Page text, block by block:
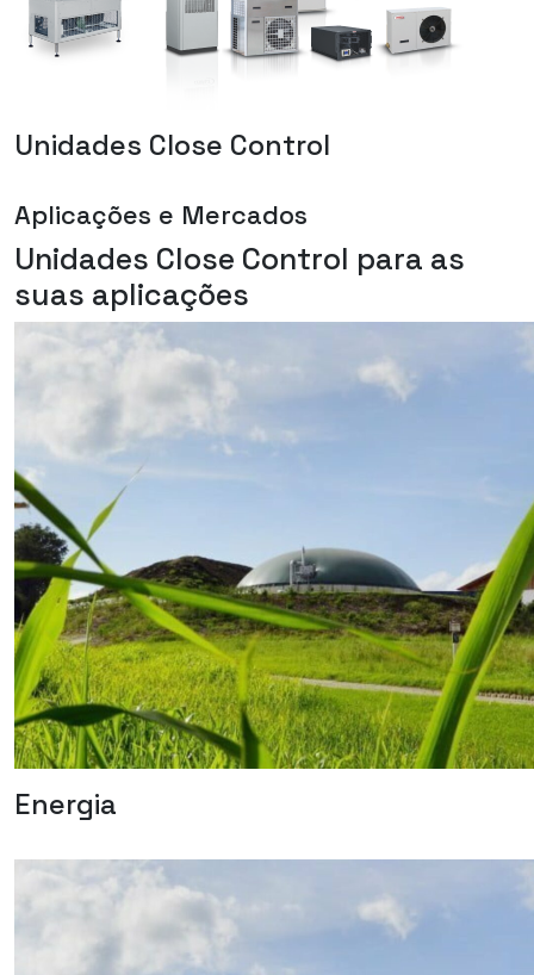
Unidades Close Control
Aplicações e Mercados
Unidades Close Control para as
suas aplicações
Energia